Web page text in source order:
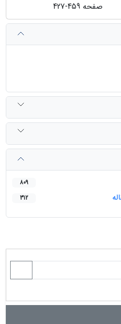
صفحه 427-459
809
312